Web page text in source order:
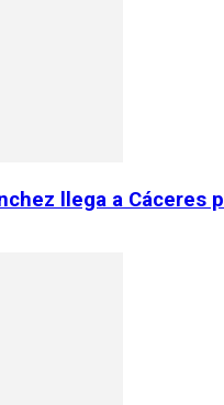
llega a Cáceres